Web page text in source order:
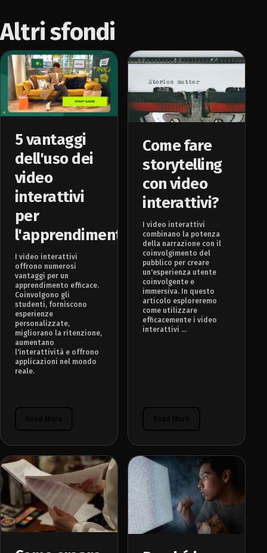
Altri sfondi
5 vantaggi
dell'uso dei
video
interattivi
per
l'apprendimento
I video interattivi
offrono numerosi
vantaggi per un
apprendimento efficace.
Coinvolgono gli
studenti, forniscono
esperienze
personalizzate,
migliorano la ritenzione,
aumentano
l'interattività e offrono
applicazioni nel mondo
reale.
Come fare
storytelling
con video
interattivi?
I video interattivi
combinano la potenza
della narrazione con il
coinvolgimento del
pubblico per creare
un'esperienza utente
coinvolgente e
immersiva. In questo
articolo esploreremo
come utilizzare
efficacemente i video
interattivi ...